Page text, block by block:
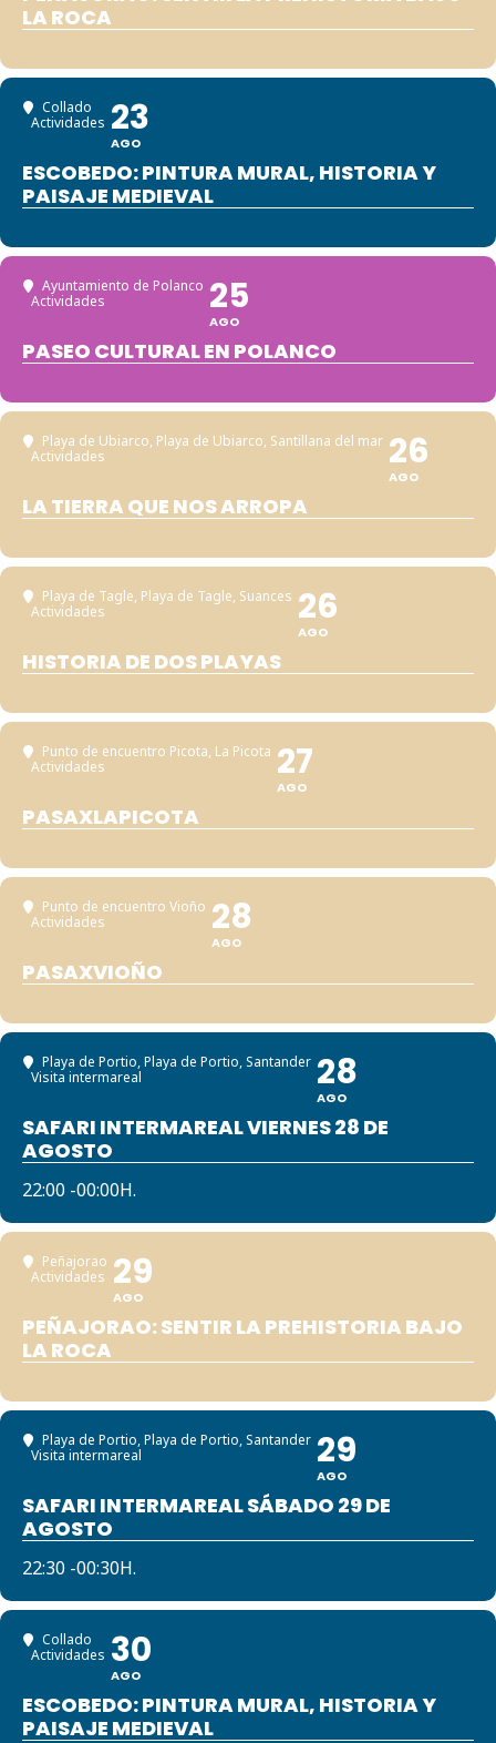
LA ROCA
Collado
Actividades 23
AGO
ESCOBEDO: PINTURA MURAL, HISTORIA Y
PAISAJE MEDIEVAL
Ayuntamiento de Polanco
Actividades
25
AGO
PASEO CULTURAL EN POLANCO
Playa de Ubiarco, Playa de Ubiarco, Santillana del mar
Actividades
26
AGO
LA TIERRA QUE NOS ARROPA
Playa de Tagle, Playa de Tagle, Suances
Actividades
26
AGO
HISTORIA DE DOS PLAYAS
Punto de encuentro Picota, La Picota
Actividades
27
AGO
PASAXLAPICOTA
Punto de encuentro Vioño
Actividades
28
AGO
PASAXVIOÑO
Playa de Portio, Playa de Portio, Santander
Visita intermareal
28
AGO
SAFARI INTERMAREAL VIERNES 28 DE
AGOSTO
22:00 -00:00H.
Peñajorao
Actividades 29
AGO
PEÑAJORAO: SENTIR LA PREHISTORIA BAJO
LA ROCA
Playa de Portio, Playa de Portio, Santander
Visita intermareal
29
AGO
SAFARI INTERMAREAL SÁBADO 29 DE
AGOSTO
22:30 -00:30H.
Collado
Actividades 30
AGO
ESCOBEDO: PINTURA MURAL, HISTORIA Y
PAISAJE MEDIEVAL